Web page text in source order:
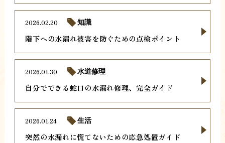
階下への水漏れ被害を防ぐための点検ポイント
2026.02.20 知識
自分でできる蛇口の水漏れ修理、完全ガイド
2026.01.30 水道修理
突然の水漏れに慌てないための応急処置ガイド
2026.01.24 生活